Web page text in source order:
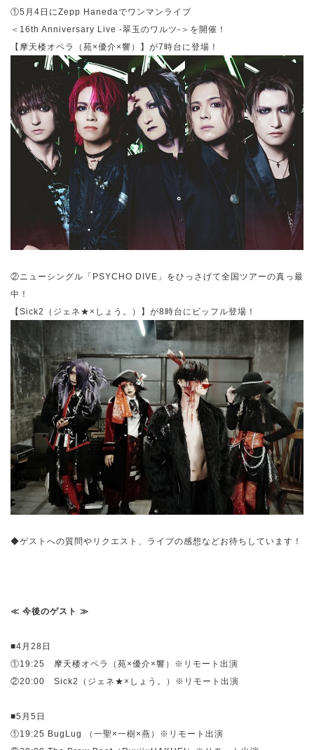
①5月4日にZepp Hanedaでワンマンライブ
＜16th Anniversary Live -翠玉のワルツ-＞を開催！
【摩天楼オペラ（苑×優介×響）】が7時台に登場！
②ニューシングル「 PSYCHO DIVE 」をひっさげて全国ツアーの真っ最
中！
【Sick2（ ジェネ★ ×しょう。）】が8時台にビッフル登場！
◆ゲストへの質問やリクエスト、ライブの感想などお待ちしています！
≪ 今後のゲスト ≫
■4月28日
①19:25 摩天楼オペラ（苑×優介×響）※リモート出演
②20:00 Sick2（ジェネ★×しょう。）※リモート出演
■5月5日
①19:25 BugLug （ 一聖×一樹×燕 ）※リモート出演